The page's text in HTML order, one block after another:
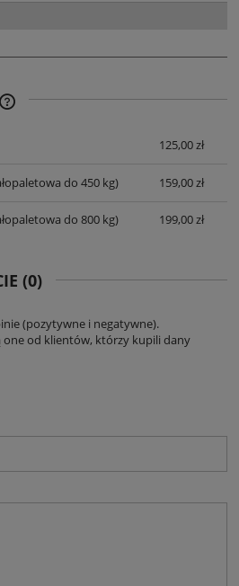
125,00 zł
do 450 kg) 159,00 zł
do 800 kg) 199,00 zł
(0)
(pozytywne i negatywne).
od klientów, którzy kupili dany